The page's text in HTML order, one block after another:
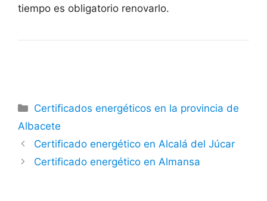
tiempo es obligatorio renovarlo.
Categorías
Certificados energéticos en la provincia de
Albacete
Certificado energético en Alcalá del Júcar
Certificado energético en Almansa